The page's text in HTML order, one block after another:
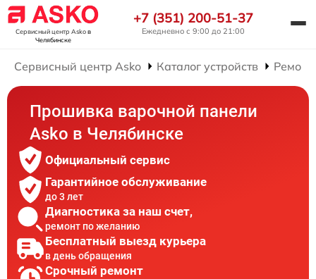
Сервисный центр Askoв
Челябинске
+7 (351) 200-51-37
Ежедневно с 9:00 до 21:00
Сервисный центр Asko Каталог устройств
Прошивка варочной панели
Asko в Челябинске
Официальный сервис
Гарантийное обслуживание
до 3 лет
Диагностика за наш счет,
ремонт по желанию
Бесплатный выезд курьера
в день обращения
Срочный ремонт